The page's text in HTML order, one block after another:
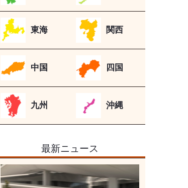
東海 関西
中国 四国
九州 沖縄
最新ニュース